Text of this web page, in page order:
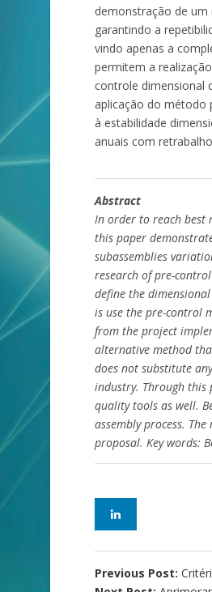
demonstração de
garantindo a
vindo apenas a
permitem a
controle dimensional
aplicação do método
à estabilidade
anuais com
Abstract
In order to reach best
this paper
subassemblies
research of pre-
define the
is use the pre-control
from the project
alternative method
does not substitute
industry. Through this
quality tools as well.
assembly process.
proposal. Key words:
Previous Post: